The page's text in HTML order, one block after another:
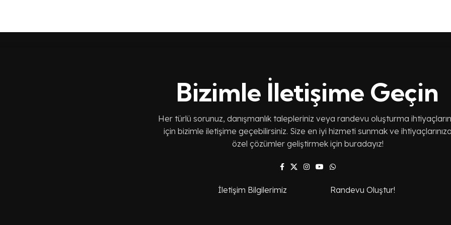
Bizimle İletişime Geçin
Her türlü sorunuz, danışmanlık talepleriniz veya randevu oluşturma
için bizimle iletişime geçebilirsiniz. Size en iyi hizmeti sunmak ve
özel çözümler geliştirmek için buradayız!
İletişim Bilgilerimiz Randevu Oluştur!